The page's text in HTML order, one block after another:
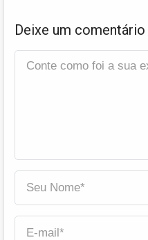
Deixe um comentário